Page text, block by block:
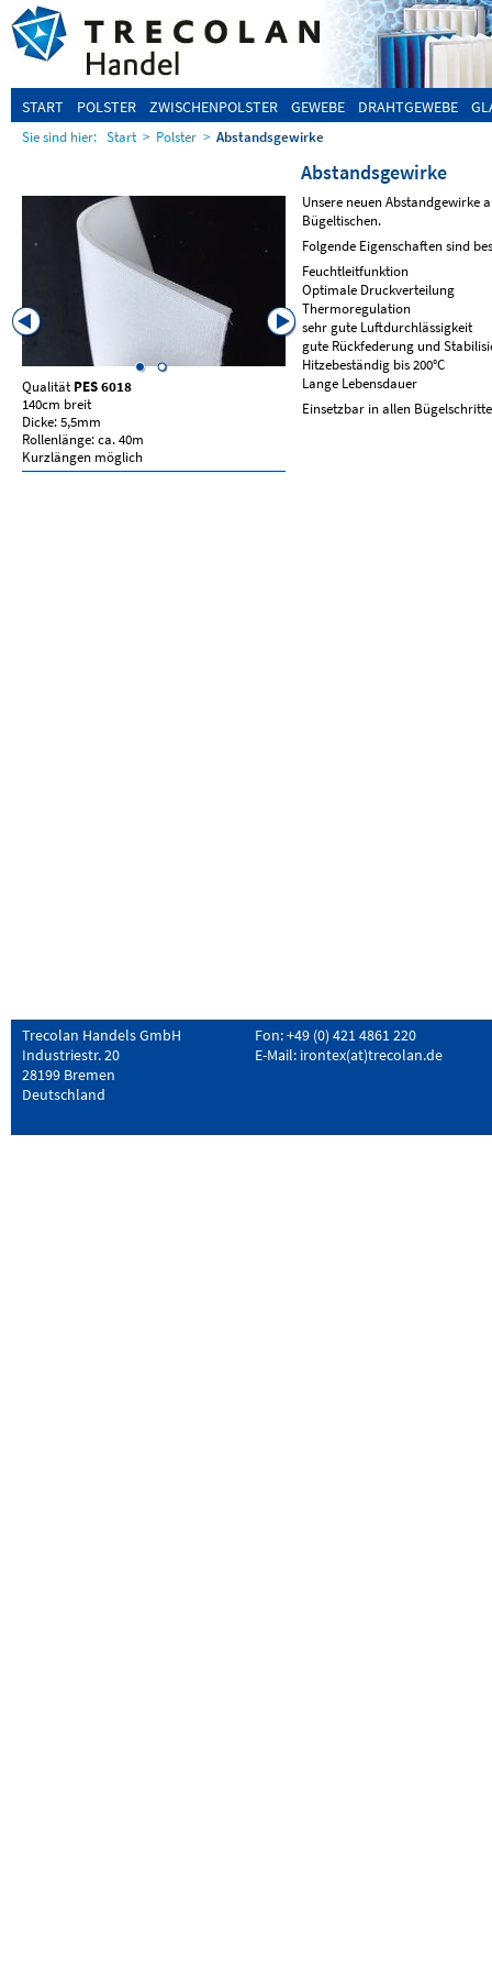
START POLSTER ZWISCHENPOLSTER GEWEBE DRAHTGEWEBE
Sie sind hier: Start > Polster > Abstandsgewirke
Abstandsgewirke
Unsere neuen Abstandgewirke
Bügeltischen.
Folgende Eigenschaften sind
Feuchtleitfunktion
Optimale Druckverteilung
Thermoregulation
sehr gute Luftdurchlässigkeit
gute Rückfederung und
Hitzebeständig bis 200°C
Lange Lebensdauer
Einsetzbar in allen
Qualität PES 6018
140cm breit
Dicke: 5,5mm
Rollenlänge: ca. 40m
Kurzlängen möglich
QualitätPES 5925
155cm breit
Trecolan Handels GmbH
Industriestr. 20
28199 Bremen
Deutschland
Fon: +49 (0) 421 4861 220
E-Mail: irontex(at)trecolan.de